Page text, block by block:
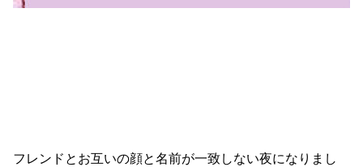
フレンドとお互いの顔と名前が一致しない夜になりまし